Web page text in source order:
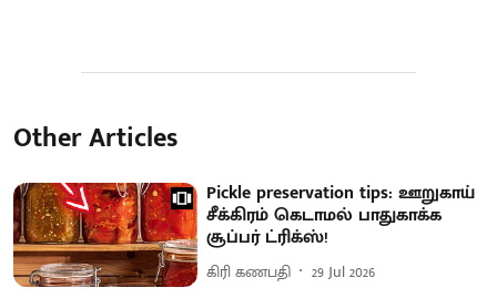
Other Articles
Pickle preservation tips: ஊறுகாய்
சீக்கிரம் கெடாமல் பாதுகாக்க
சூப்பர் ட்ரிக்ஸ்!
கிரி கணபதி 29 Jul 2026